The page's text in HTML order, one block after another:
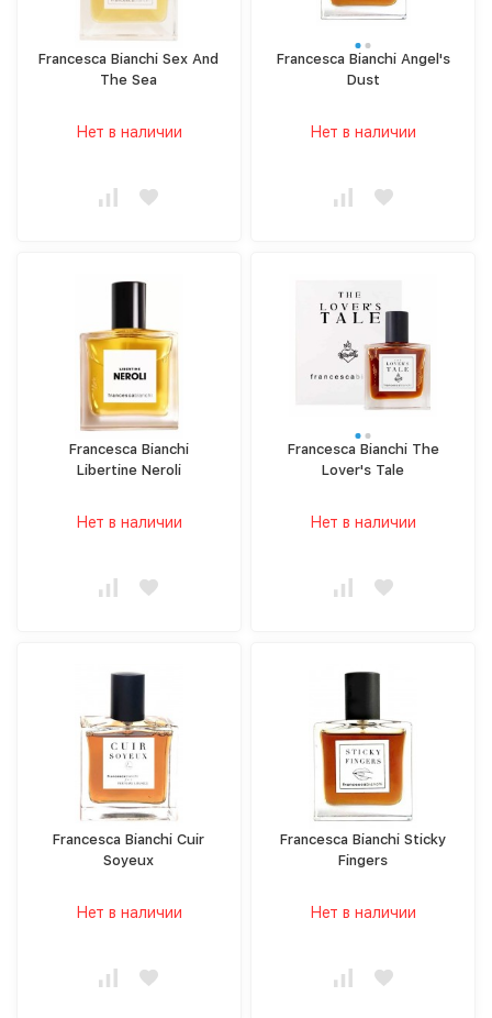
Francesca Bianchi Sex And
The Sea
Нет в наличии
Francesca Bianchi Angel's
Dust
Нет в наличии
Francesca Bianchi
Libertine Neroli
Нет в наличии
Francesca Bianchi The
Lover's Tale
Нет в наличии
Francesca Bianchi Cuir
Soyeux
Нет в наличии
Francesca Bianchi Sticky
Fingers
Нет в наличии